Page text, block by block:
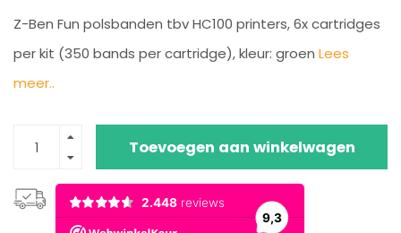
Z-Ben Fun polsbanden tbv HC100 printers, 6x cartridges
per kit (350 bands per cartridge), kleur: groen Lees
meer..
Toevoegen aan winkelwagen